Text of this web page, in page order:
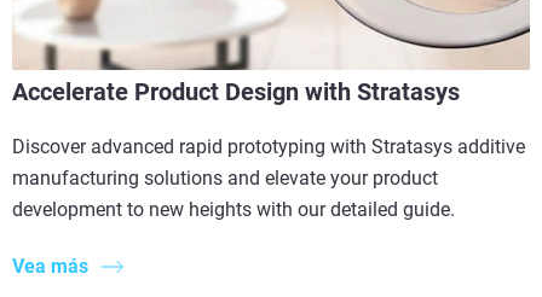
Accelerate Product Design with Stratasys
Discover advanced rapid prototyping with Stratasys additive
manufacturing solutions and elevate your product
development to new heights with our detailed guide.
Vea más